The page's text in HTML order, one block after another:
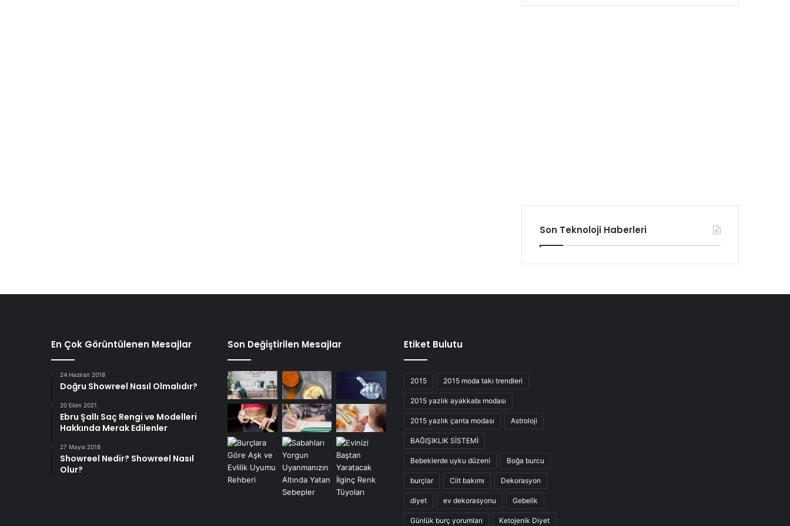
Son Teknoloji Haberleri
En Çok Görüntülenen Mesajlar
24 Haziran 2018
Doğru Showreel Nasıl Olmalıdır?
20 Ekim 2021
Ebru Şallı Saç Rengi ve Modelleri
Hakkında Merak Edilenler
27 Mayıs 2018
Showreel Nedir? Showreel Nasıl
Olur?
Son Değiştirilen Mesajlar Etiket Bulutu
2015 2015 moda takı trendleri
2015 yazlık ayakkabı modası
2015 yazlık çanta modası Astroloji
BAĞIŞIKLIK SİSTEMİ
Bebeklerde uyku düzeni Boğa burcu
burçlar Cilt bakımı Dekorasyon
diyet ev dekorasyonu Gebelik
Günlük burç yorumları Ketojenik Diyet